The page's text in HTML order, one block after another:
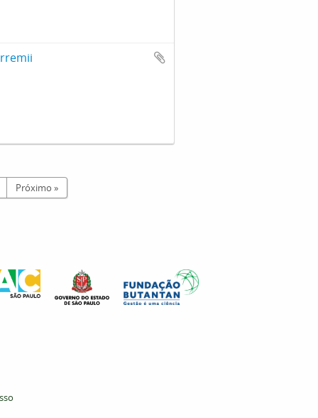
Próximo »